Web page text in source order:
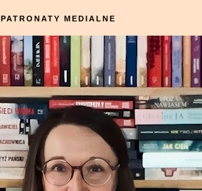
PATRONATY MEDIALNE